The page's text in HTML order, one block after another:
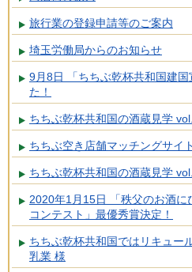
旅行業の登録申請等のご案内
埼玉労働局からのお知らせ
9月8日 「ちちぶ乾杯共和国建
た！
ちちぶ乾杯共和国の酒蔵見学
ちちぶ空き店舗マッチングサイ
ちちぶ乾杯共和国の酒蔵見学
2020年1月15日 「秩父のお酒に
コンテスト」最優秀賞決定！
ちちぶ乾杯共和国ではリキュー
乳業 様